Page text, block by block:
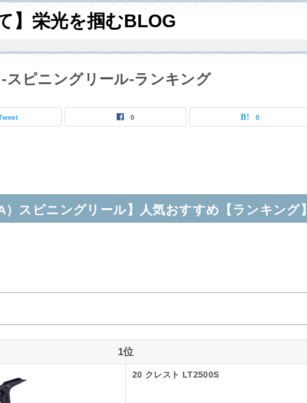
】栄光を掴むBLOG
スピニングリール-ランキング
0 0
）スピニングリール】人気おすすめ【ランキング】
1位
20 クレスト LT2500S